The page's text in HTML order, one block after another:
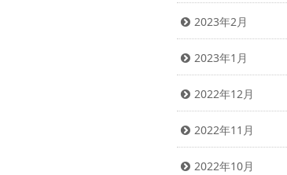
2023年2月
2023年1月
2022年12月
2022年11月
2022年10月